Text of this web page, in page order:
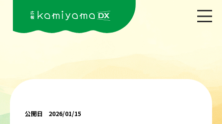
公開日 2026/01/15